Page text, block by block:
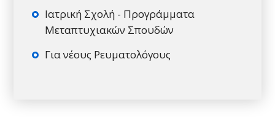
Ιατρική Σχολή - Προγράμματα
Μεταπτυχιακών Σπουδών
Για νέους Ρευματολόγους